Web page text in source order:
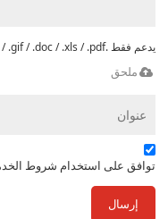
يدعم فقط .rar / .zip / .jpg / .png / .gif / .doc / .xls / .pdf ، بحد أقصى 20 ميجا
ملحق
توافق على استخدام شروط
إرسال